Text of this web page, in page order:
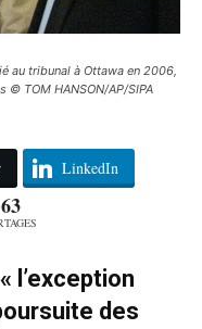
au tribunal à Ottawa en 2006,
© TOM HANSON/AP/SIPA
LinkedIn
63
l’exception
des